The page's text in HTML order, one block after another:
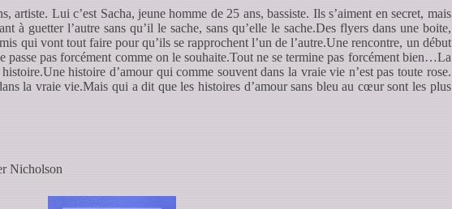
artiste. Lui c’est Sacha, jeune homme de 25 ans, bassiste. Ils s’aiment en secret, mais
à guetter l’autre sans qu’il le sache, sans qu’elle le sache.Des flyers dans une boite,
qui vont tout faire pour qu’ils se rapprochent l’un de l’autre.Une rencontre, un début
pas forcément comme on le souhaite.Tout ne se termine pas forcément bien…La
histoire d’amour qui comme souvent dans la vraie vie n’est pas toute rose.
la vraie vie.Mais qui a dit que les histoires d’amour sans bleu au cœur sont les plus
Nicholson